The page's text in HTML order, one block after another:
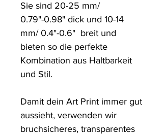
Sie sind 20-25 mm/
0.79"-0.98" dick und 10-14
mm/ 0.4"-0.6"  breit und
bieten so die perfekte
Kombination aus Haltbarkeit
und Stil.
Damit dein Art Print immer gut
aussieht, verwenden wir
bruchsicheres, transparentes